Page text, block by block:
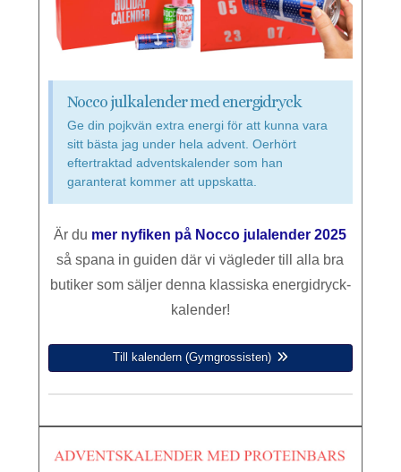
Nocco julkalender med energidryck
Ge din pojkvän extra energi för att kunna vara
sitt bästa jag under hela advent. Oerhört
eftertraktad adventskalender som han
garanterat kommer att uppskatta.
Är du mer nyfiken på Nocco julalender 2025
så spana in guiden där vi vägleder till alla bra
butiker som säljer denna klassiska energidryck-
kalender!
Till kalendern (Gymgrossisten)